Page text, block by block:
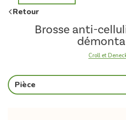
Retour
Brosse anti-
Croll et
Pièce